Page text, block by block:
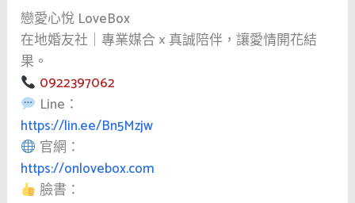
戀愛心悅 LoveBox
在地婚友社｜專業媒合 × 真誠陪伴，讓愛情開花結
果。
0922397062
Line：
https://lin.ee/Bn5Mzjw
官網：
https://onlovebox.com
臉書：